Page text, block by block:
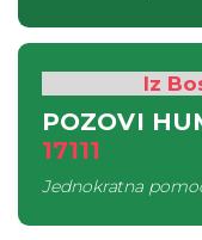
Iz
POZOVI
17111
Jednokratna